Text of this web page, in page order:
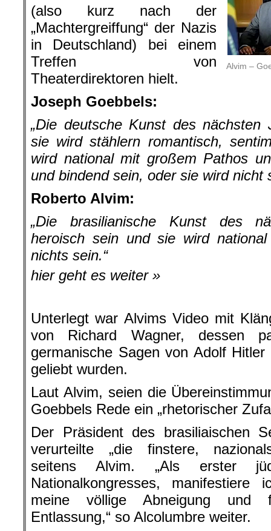
Alvim –
(also kurz nach der
„Machtergreiffung“ der Nazis
in Deutschland) bei einem
Treffen von
Theaterdirektoren hielt.
Joseph Goebbels:
„Die deutsche Kunst des nächsten
sie wird stählern romantisch,
wird national mit großem Pathos
und bindend sein, oder sie wird nicht
Roberto Alvim:
„Die brasilianische Kunst des
heroisch sein und sie wird
nichts sein.“
hier geht es weiter »
Unterlegt war Alvims Video mit
von Richard Wagner, dessen
germanische Sagen von Adolf
geliebt wurden.
Laut Alvim, seien die
Goebbels Rede ein „rhetorischer
Der Präsident des brasiliaischen
verurteilte „die finstere,
seitens Alvim. „Als erster
Nationalkongresses,
meine völlige Abneigung und
Entlassung,“ so Alcolumbre weiter.